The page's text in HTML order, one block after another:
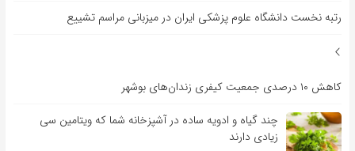
رتبه نخست دانشگاه علوم پزشکی ایران در میزبانی مراسم تشییع
کاهش ۱۰ درصدی جمعیت کیفری زندان‌های بوشهر
چند گیاه و ادویه ساده در آشپزخانه شما که ویتامین سی
زیادی دارند